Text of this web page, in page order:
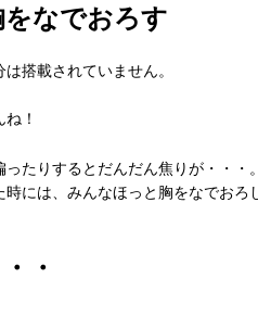
なでおろす
搭載されていません。
！
たりするとだんだん焦りが・・・。
には、みんなほっと胸をなでおろ
・